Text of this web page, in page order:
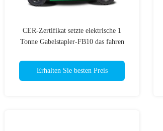
CER-Zertifikat setzte elektrische 1
Tonne Gabelstapler-FB10 das fahren
Erhalten Sie besten Preis